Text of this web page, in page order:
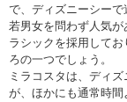
で、ディズニーシー
若男女を問わず人気
ラシックを採用して
ろの一つでしょう。
ミラコスタは、ディ
が、ほかにも通常時